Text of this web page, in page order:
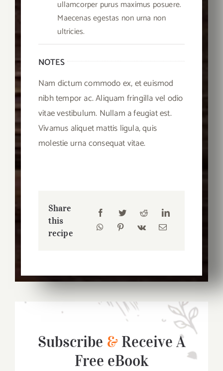
ullamcorper purus maximus posuere.
Maecenas egestas non urna non
ultricies.
NOTES
Nam dictum commodo ex, et euismod
nibh tempor ac. Aliquam fringilla vel odio
vitae vestibulum. Nullam a feugiat est.
Vivamus aliquet mattis ligula, quis
molestie urna consequat vitae.
Share
this
recipe
Subscribe &Receive A
Free eBook